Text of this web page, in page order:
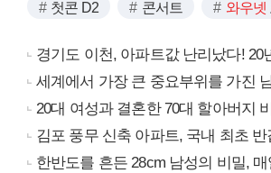
첫콘 D2 콘서트 와우넷
경기도 이천, 아파트값 난리났다! 20
세계에서 가장 큰 중요부위를 가진
20대 여성과 결혼한 70대 할아버지
김포 풍무 신축 아파트, 국내 최초 반
한반도를 흔든 28cm 남성의 비밀,